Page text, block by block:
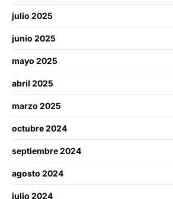
julio 2025
junio 2025
mayo 2025
abril 2025
marzo 2025
octubre 2024
septiembre 2024
agosto 2024
julio 2024